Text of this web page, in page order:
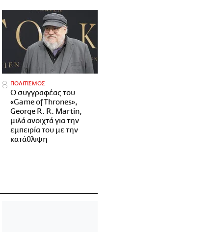
ΠΟΛΙΤΙΣΜΟΣ
Ο συγγραφέας του
«Game of Thrones»,
George R. R. Martin,
μιλά ανοιχτά για την
εμπειρία του με την
κατάθλιψη